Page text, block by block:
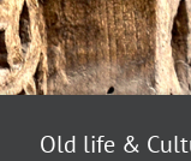
Old life &